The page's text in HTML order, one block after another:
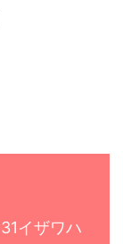
イザワハ